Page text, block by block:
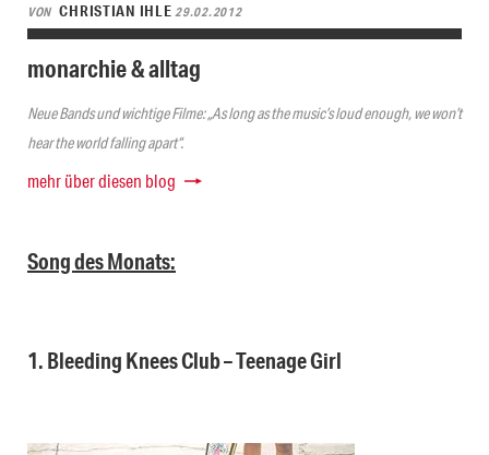
VON CHRISTIAN IHLE29.02.2012
monarchie & alltag
Neue Bands und wichtige Filme: „As long as the music’s loud enough, we won’t
hear the world falling apart“.
mehr über diesen blog
Song des Monats:
1. Bleeding Knees Club – Teenage Girl